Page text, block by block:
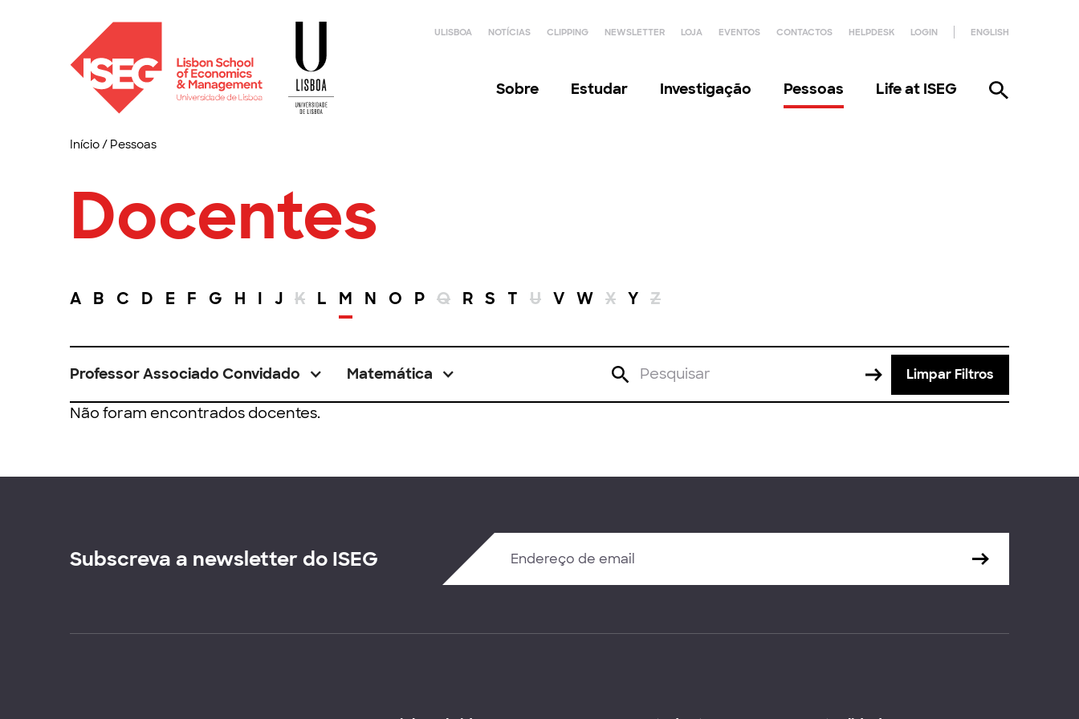
ULISBOA NOTÍCIAS CLIPPING NEWSLETTER LOJA EVENTOS CONTACTOS HELPDESK LOGIN ENGLISH
Sobre Estudar Investigação Pessoas Life at ISEG
Início/ Pessoas
Docentes
A B C D E F G H I J K L M N O P Q R S T U V W X Y Z
Professor Associado Convidado Matemática Limpar Filtros
Não foram encontrados docentes.
Subscreva a newsletter do ISEG